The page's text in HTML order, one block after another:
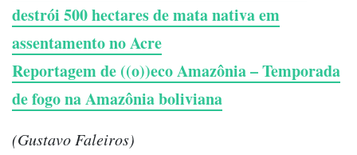
destrói 500 hectares de mata nativa em
assentamento no Acre
Reportagem de ((o))eco Amazônia – Temporada
de fogo na Amazônia boliviana
(Gustavo Faleiros)